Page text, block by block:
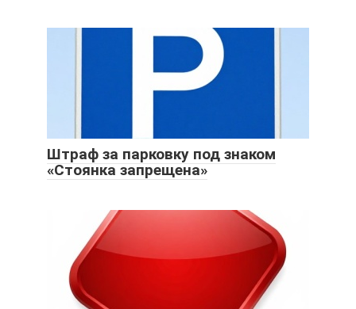
Штраф за парковку под знаком
«Стоянка запрещена»